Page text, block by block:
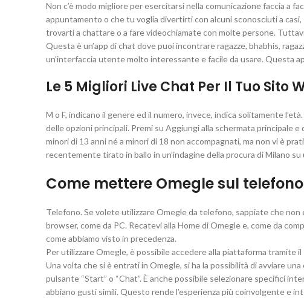
Non c’è modo migliore per esercitarsi nella comunicazione faccia a
appuntamento o che tu voglia divertirti con alcuni sconosciuti a
trovarti a chattare o a fare videochiamate con molte persone.
Questa è un’app di chat dove puoi incontrare ragazze, bhabhis,
un’interfaccia utente molto interessante e facile da usare. Questa
Le 5 Migliori Live Chat Per Il Tuo Sito
M o F, indicano il genere ed il numero, invece, indica solitamente
delle opzioni principali. Premi su Aggiungi alla schermata principale
minori di 13 anni né a minori di 18 non accompagnati, ma non vi è
recentemente tirato in ballo in un’indagine della procura di Milano
Come mettere Omegle sul
Telefono. Se volete utilizzare Omegle da telefono, sappiate che
browser, come da PC. Recatevi alla Home di Omegle e, come da
come abbiamo visto in precedenza.
Per utilizzare Omegle, è possibile accedere alla piattaforma tramite
Una volta che si è entrati in Omegle, si ha la possibilità di avviare
pulsante “Start” o “Chat”. È anche possibile selezionare specifici
abbiano gusti simili. Questo rende l’esperienza più coinvolgente e